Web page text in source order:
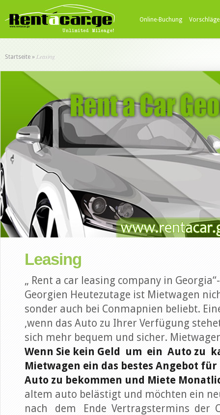
Online-Buchung Vorschläge
Startseite » Leasing
Leasing
„ Rent a car leasing company in
Georgien Heutezutage ist Mietwagen
sonder auch bei Conmapnien beliebt.
,wenn das Auto zu Ihrer Verfügung
sich mehr bequem und sicher.
Wenn Sie kein Geld um ein Auto zu
Mietwagen ein das bestes Angebot
Auto zu bekommen und Miete
altem auto belästigt und möchten ein
nach dem Ende Vertragstermins der